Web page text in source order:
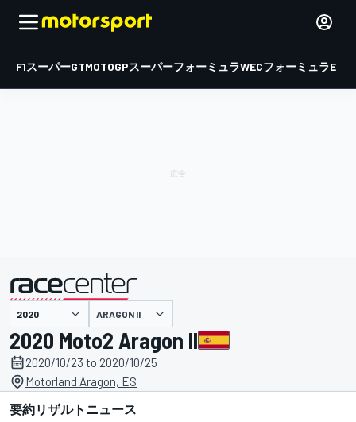
F1スーパーGTMOTOGPスーパーフォーミュラWECフォーミュラE
主催 ARAGON II
2020 Moto2 Aragon II
2020/10/23 to 2020/10/25
Motorland Aragon, ES
要約リザルト ニュース